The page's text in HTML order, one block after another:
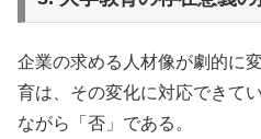
企業の求める人材像が劇的に
育は、その変化に対応できて
ながら「否」である。